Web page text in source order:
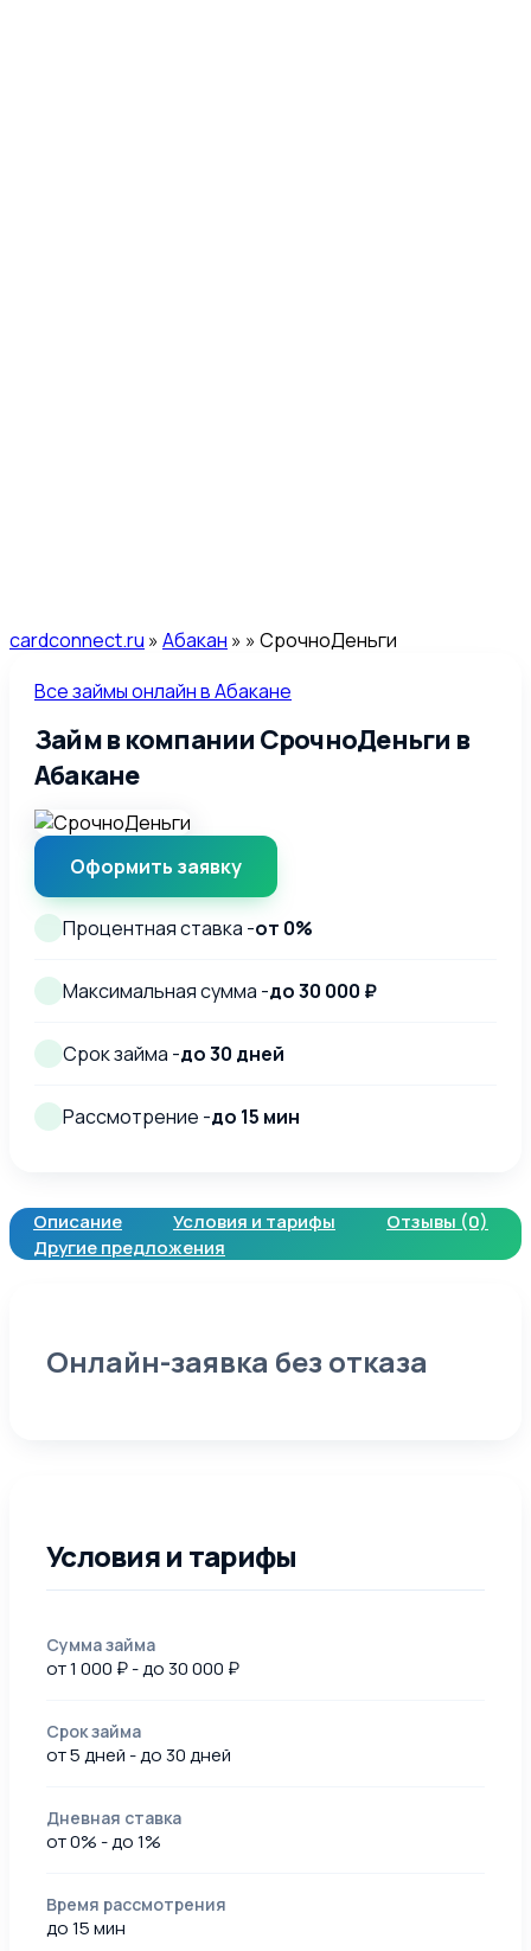
cardconnect.ru »Абакан » » СрочноДеньги
Все займы онлайн в Абакане
Займ в компании СрочноДеньги в
Абакане
Оформить заявку
Процентная ставка -от 0%
Максимальная сумма -до 30 000 ₽
Срок займа -до 30 дней
Рассмотрение -до 15 мин
Описание Условия и тарифы
Отзывы (0)
Другие предложения
Онлайн-заявка без отказа
Условия и тарифы
Сумма займа
от 1 000 ₽ - до 30 000 ₽
Срок займа
от 5 дней - до 30 дней
Дневная ставка
от 0% - до 1%
Время рассмотрения
до 15 мин